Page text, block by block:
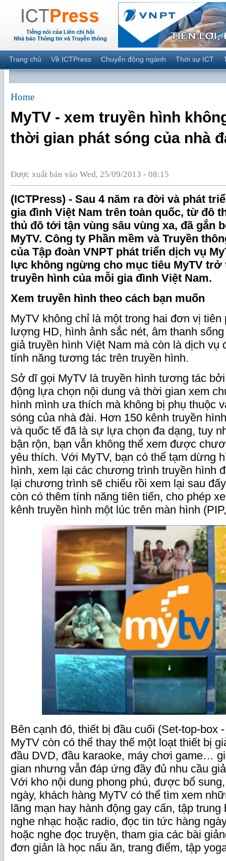
Trang chủ Về ICTPress Chuyển động ngành Thời sự ICT
Home
MyTV - xem truyền hình
thời gian phát sóng của nhà
Được xuất bản vào Wed, 25/09/2013 - 08:15
(ICTPress) - Sau 4 năm ra đời và phát
gia đình Việt Nam trên toàn quốc, từ đô
thủ đô tới tận vùng sâu vùng xa, đã gắn
MyTV. Công ty Phần mềm và Truyền
của Tập đoàn VNPT phát triển dịch vụ
lực không ngừng cho mục tiêu MyTV trở
truyền hình của mỗi gia đình Việt Nam.
Xem truyền hình theo cách bạn muốn
MyTV không chỉ là một trong hai đơn vị tiên
lượng HD, hình ảnh sắc nét, âm thanh
giả truyền hình Việt Nam mà còn là dịch vụ
tính năng tương tác trên truyền hình.
Sở dĩ gọi MyTV là truyền hình tương tác
động lựa chọn nội dung và thời gian xem
hình mình ưa thích mà không bị phụ thuộc
sóng của nhà đài. Hơn 150 kênh truyền
và quốc tế đã là sự lựa chọn đa dạng, tuy
bận rộn, bạn vẫn không thể xem được
yêu thích. Với MyTV, bạn có thể tạm dừng
hình, xem lại các chương trình truyền hình
lại chương trình sẽ chiếu rồi xem lại sau
còn có thêm tính năng tiên tiến, cho phép
kênh truyền hình một lúc trên màn hình
Bên cạnh đó, thiết bị đầu cuối (Set-top-box
MyTV còn có thể thay thế một loạt thiết bị
đầu DVD, đầu karaoke, máy chơi game…
gian nhưng vẫn đáp ứng đầy đủ nhu cầu
Với kho nội dung phong phú, được bổ
ngày, khách hàng MyTV có thể tìm xem
lãng mạn hay hành động gay cấn, tập trung
nghe nhạc hoặc radio, đọc tin tức hàng
hoặc nghe đọc truyện, tham gia các bài
đơn giản là học nấu ăn, trang điểm, tập